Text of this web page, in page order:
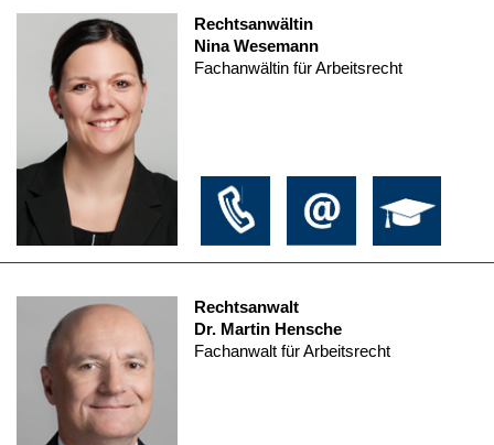
Rechtsanwältin
Nina Wesemann
Fachanwältin für Arbeitsrecht
Rechtsanwalt
Dr. Martin Hensche
Fachanwalt für Arbeitsrecht